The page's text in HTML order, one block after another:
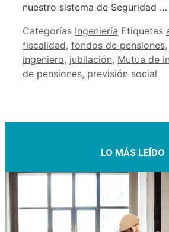
nuestro sistema de Seguridad …
Categorías Ingeniería Etiquetas
fiscalidad, fondos de pensiones,
ingeniero, jubilación, Mutua de
de pensiones, previsión social
LO MÁS LEÍDO